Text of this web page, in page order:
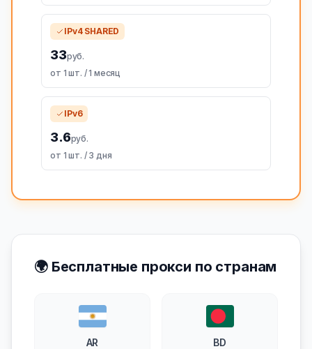
IPv4 SHARED
33руб.
от 1 шт. / 1 месяц
IPv6
3.6руб.
от 1 шт. / 3 дня
🌍 Бесплатные прокси по странам
AR BD